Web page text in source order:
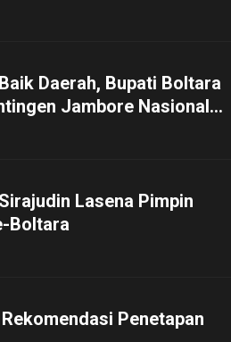
Daerah, Bupati Boltara
Jambore Nasional
Lasena Pimpin
Boltara
Penetapan